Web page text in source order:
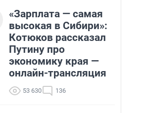
«Зарплата — самая
высокая в Сибири»:
Котюков рассказал
Путину про
экономику края —
онлайн-трансляция
53 630 136